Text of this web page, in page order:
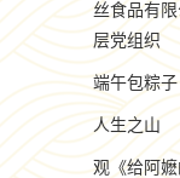
丝食品有
层党组织
端午包粽子
人生之山
观《给阿